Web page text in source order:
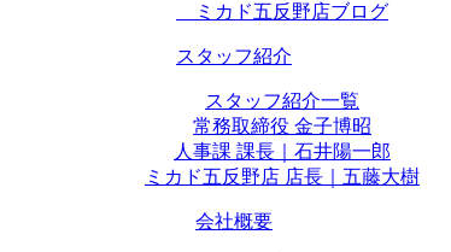
ミカド五反野店ブログ
スタッフ紹介
スタッフ紹介一覧
常務取締役 金子博昭
人事課 課長｜石井陽一郎
ミカド五反野店 店長｜五藤大樹
会社概要